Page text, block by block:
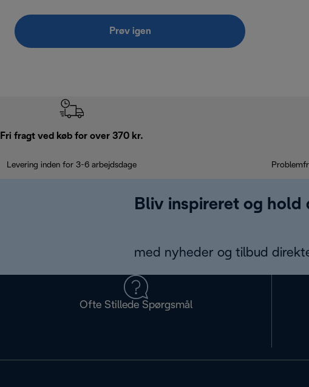
Prøv igen
Fri fragt ved køb for over 370 kr.
Levering inden for 3-6 arbejdsdage
Bliv inspireret og hold
med nyheder og tilbud
Ofte Stillede Spørgsmål